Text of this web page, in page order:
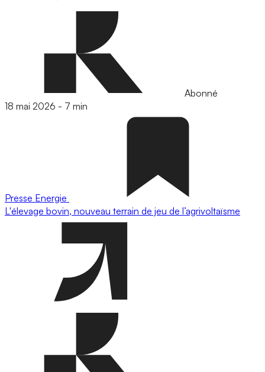
Abonné
18 mai 2026 - 7 min
Presse Energie
L'élevage bovin, nouveau terrain de jeu de l’agrivoltaïsme